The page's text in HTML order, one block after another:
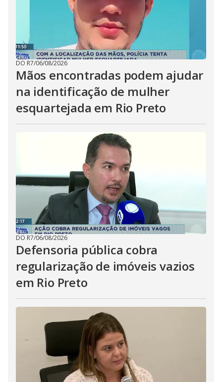
DO R7/06/08/2026
Mãos encontradas podem ajudar
na identificação de mulher
esquartejada em Rio Preto
DO R7/06/08/2026
Defensoria pública cobra
regularização de imóveis vazios
em Rio Preto